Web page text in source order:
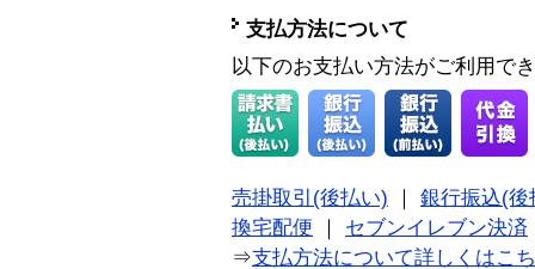
支払方法について
以下のお支払い方法がご利用で
売掛取引(後払い)
銀行振込(後
換宅配便
セブンイレブン決済
⇒支払方法について詳しくはこ